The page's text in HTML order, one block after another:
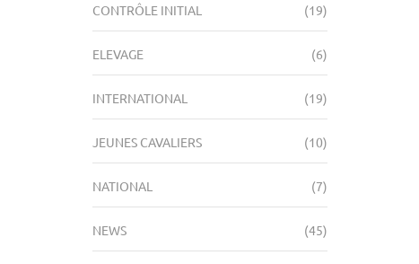
CONTRÔLE INITIAL (19)
ELEVAGE (6)
INTERNATIONAL (19)
JEUNES CAVALIERS (10)
NATIONAL (7)
NEWS (45)